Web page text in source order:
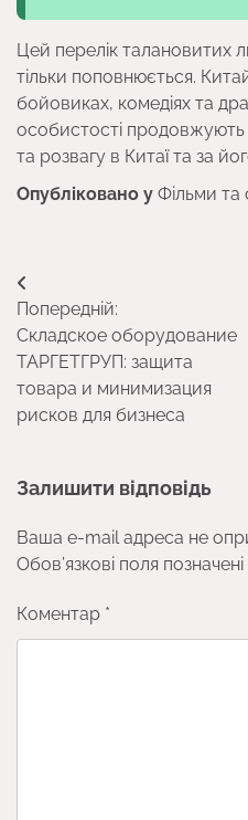
Цей перелік талановитих
тільки поповнюється.
бойовиках, комедіях та
особистості продовжують
та розвагу в Китаї та за
Опубліковано у Фільми та
Навігація
записів
Попередній:
Складское оборудование
ТАРГЕТГРУП: защита
товара и минимизация
рисков для бизнеса
Залишити відповідь
Ваша e-mail адреса не
Обов’язкові поля позначені
Коментар *